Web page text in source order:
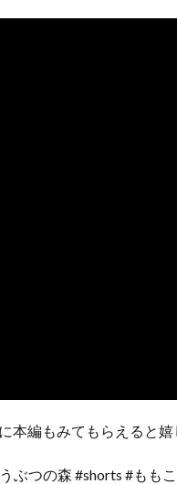
本編もみてもらえると嬉
ぶつの森 #shorts #もも